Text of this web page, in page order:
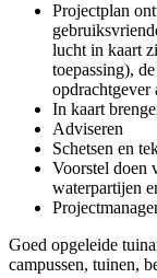
Projectplan
lucht in kaart
toepassing),
opdrachtgever
In kaart
Adviseren
Schetsen en
Voorstel doen
waterpartijen
Goed opgeleide
campussen, tuinen,